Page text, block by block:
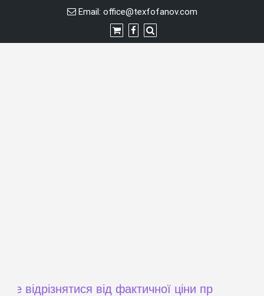
Email: office@texfofanov.com
від фактичної ціни при замовленні